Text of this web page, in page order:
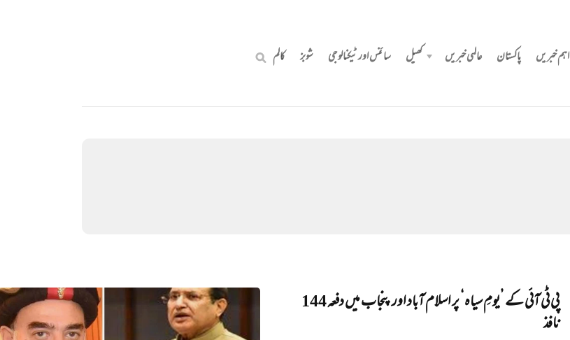
اہم خبریں پاکستان عالمی خبریں کھیل سائنس اور ٹیکنالوجی شوبز کالم
‎پی ٹی آئی کے ’یومِ سیاہ‘ پر اسلام آباد اور پنجاب میں دفعہ 144
نافذ